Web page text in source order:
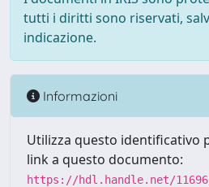
tutti i diritti sono riservati,
indicazione.
Informazioni
Utilizza questo identificativo
link a questo documento:
https://hdl.handle.net/